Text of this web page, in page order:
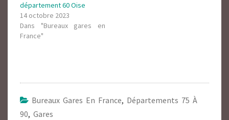
département 60 Oise
14 octobre 2023
Dans "Bureaux gares en
France"
Bureaux Gares En France, Départements 75 À
90, Gares